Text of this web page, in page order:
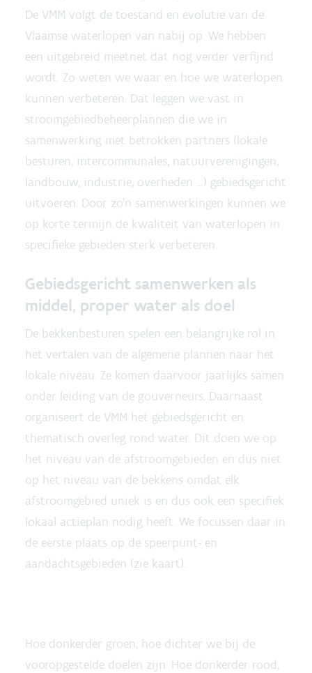
De VMM volgt de toestand en evolutie van de
Vlaamse waterlopen van nabij op. We hebben
een uitgebreid meetnet dat nog verder verfijnd
wordt. Zo weten we waar en hoe we waterlopen
kunnen verbeteren. Dat leggen we vast in
stroomgebiedbeheerplannen die we in
samenwerking met betrokken partners (lokale
besturen, intercommunales, natuurverenigingen,
landbouw, industrie, overheden …) gebiedsgericht
uitvoeren. Door zo’n samenwerkingen kunnen we
op korte termijn de kwaliteit van waterlopen in
specifieke gebieden sterk verbeteren.
Gebiedsgericht samenwerken als
middel, proper water als doel
De bekkenbesturen spelen een belangrijke rol in
het vertalen van de algemene plannen naar het
lokale niveau. Ze komen daarvoor jaarlijks samen
onder leiding van de gouverneurs. Daarnaast
organiseert de VMM het gebiedsgericht en
thematisch overleg rond water. Dit doen we op
het niveau van de afstroomgebieden en dus niet
op het niveau van de bekkens omdat elk
afstroomgebied uniek is en dus ook een specifiek
lokaal actieplan nodig heeft. We focussen daar in
de eerste plaats op de speerpunt- en
aandachtsgebieden (zie kaart).
Hoe donkerder groen, hoe dichter we bij de
vooropgestelde doelen zijn. Hoe donkerder rood,